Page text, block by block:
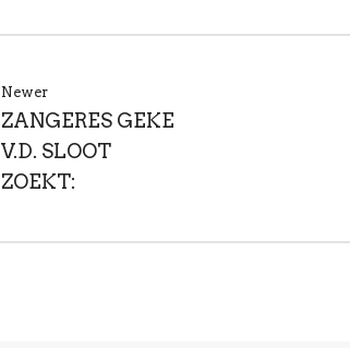
Newer
ZANGERES GEKE
V.D. SLOOT
ZOEKT: